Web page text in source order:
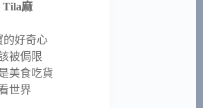
麻
的好奇心
被侷限
美食吃貨
世界